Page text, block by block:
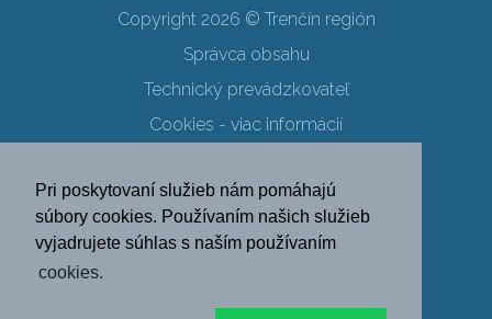
Pri poskytovaní služieb nám pomáhajú
súbory cookies. Používaním našich služieb
vyjadrujete súhlas s naším používaním
cookies.
Copyright 2026 © Trenčín región
Správca obsahu
Technický prevádzkovateľ
Cookies - viac informácií
Ochrana osobných údajov
SK EN DE
PL